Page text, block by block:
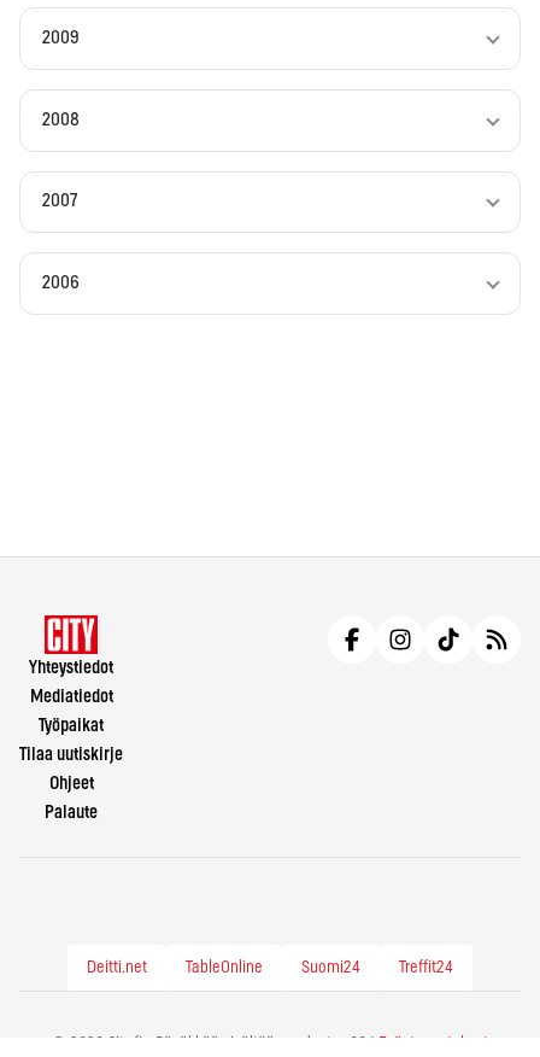
2009
2008
2007
2006
Yhteystiedot
Mediatiedot
Työpaikat
Tilaa uutiskirje
Ohjeet
Palaute
Deitti.net TableOnline Suomi24 Treffit24